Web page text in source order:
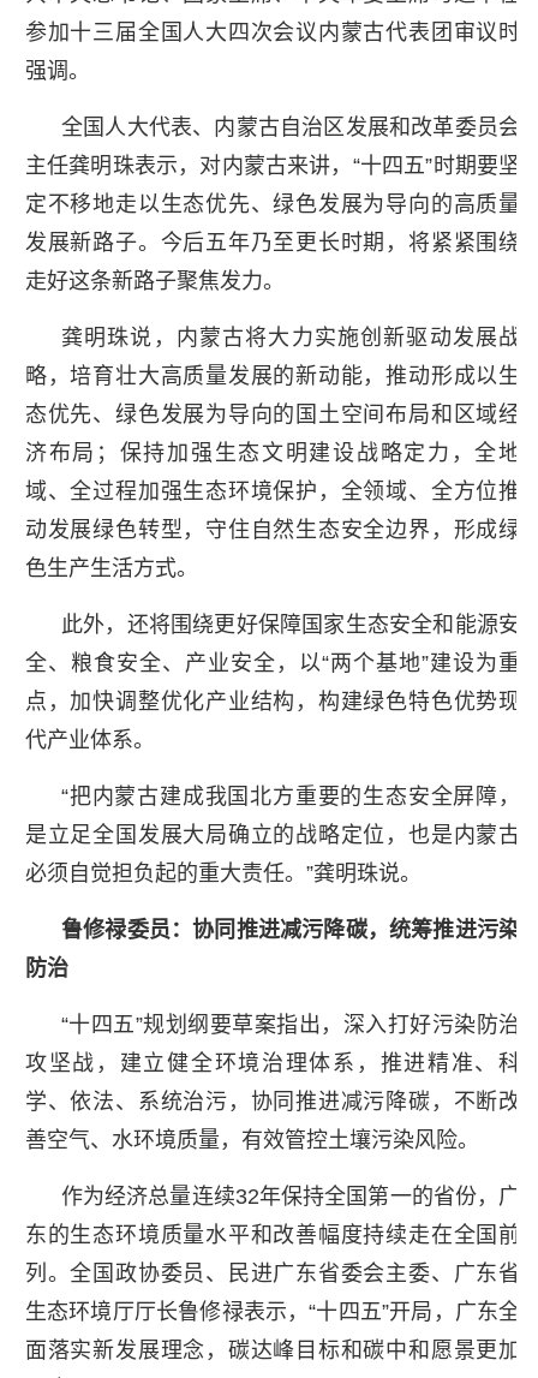
参加十三届全国人大四次会议内蒙古代表团审议时
强调。
全国人大代表、内蒙古自治区发展和改革委员会
主任龚明珠表示，对内蒙古来讲，“十四五”时期要坚
定不移地走以生态优先、绿色发展为导向的高质量
发展新路子。今后五年乃至更长时期，将紧紧围绕
走好这条新路子聚焦发力。
龚明珠说，内蒙古将大力实施创新驱动发展战
略，培育壮大高质量发展的新动能，推动形成以生
态优先、绿色发展为导向的国土空间布局和区域经
济布局；保持加强生态文明建设战略定力，全地
域、全过程加强生态环境保护，全领域、全方位推
动发展绿色转型，守住自然生态安全边界，形成绿
色生产生活方式。
此外，还将围绕更好保障国家生态安全和能源安
全、粮食安全、产业安全，以“两个基地”建设为重
点，加快调整优化产业结构，构建绿色特色优势现
代产业体系。
“把内蒙古建成我国北方重要的生态安全屏障，
是立足全国发展大局确立的战略定位，也是内蒙古
必须自觉担负起的重大责任。”龚明珠说。
鲁修禄委员：协同推进减污降碳，统筹推进污染
防治
“十四五”规划纲要草案指出，深入打好污染防治
攻坚战，建立健全环境治理体系，推进精准、科
学、依法、系统治污，协同推进减污降碳，不断改
善空气、水环境质量，有效管控土壤污染风险。
作为经济总量连续32年保持全国第一的省份，广
东的生态环境质量水平和改善幅度持续走在全国前
列。全国政协委员、民进广东省委会主委、广东省
生态环境厅厅长鲁修禄表示，“十四五”开局，广东全
面落实新发展理念，碳达峰目标和碳中和愿景更加